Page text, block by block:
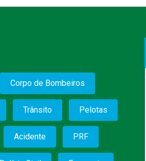
Corpo de Bombeiros
Trânsito Pelotas
Acidente PRF